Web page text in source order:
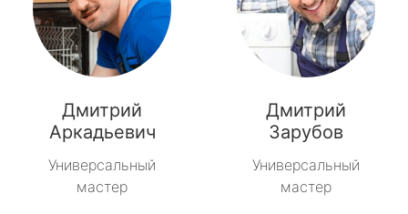
Дмитрий
Аркадьевич
Универсальный
мастер
Дмитрий
Зарубов
Универсальный
мастер